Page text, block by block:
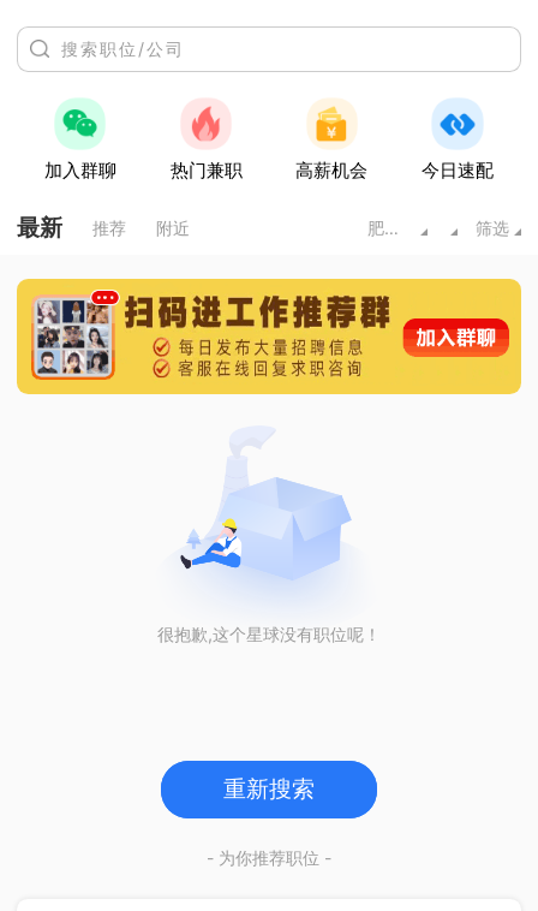
加入群聊 热门兼职 高薪机会 今日速配
最新 推荐 附近 肥城市 筛选
很抱歉,这个星球没有职位呢！
重新搜索
- 为你推荐职位 -